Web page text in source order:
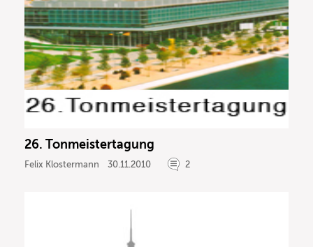
26. Tonmeistertagung
Felix Klostermann 30.11.2010 2